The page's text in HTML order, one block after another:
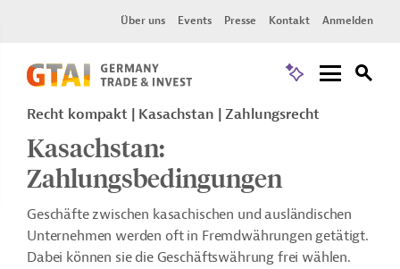
Über uns Events Presse Kontakt Anmelden
Recht kompakt | Kasachstan | Zahlungsrecht
Kasachstan:
Zahlungsbedingungen
Geschäfte zwischen kasachischen und ausländischen
Unternehmen werden oft in Fremdwährungen getätigt.
Dabei können sie die Geschäftswährung frei wählen.